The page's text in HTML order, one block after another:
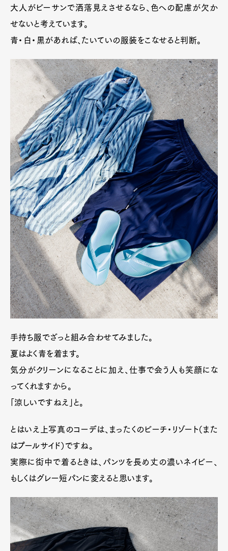
大人がビーサンで洒落見えさせるなら、色への配慮が欠か
せないと考えています。
青・白・黒があれば、たいていの服装をこなせると判断。
手持ち服でざっと組み合わせてみました。
夏はよく青を着ます。
気分がクリーンになることに加え、仕事で会う人も笑顔にな
ってくれますから。
「涼しいですねえ」と。
とはいえ上写真のコーデは、まったくのビーチ・リゾート（また
はプールサイド）ですね。
実際に街中で着るときは、パンツを長め丈の濃いネイビー、
もしくはグレー短パンに変えると思います。